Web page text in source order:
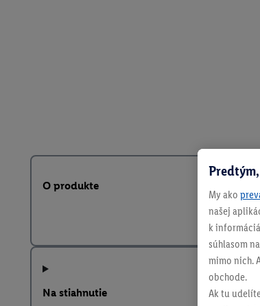
O produkte
Na stiahnutie
My ako
našej
k
súhlasom
mimo nich.
obchode.
Ak tu